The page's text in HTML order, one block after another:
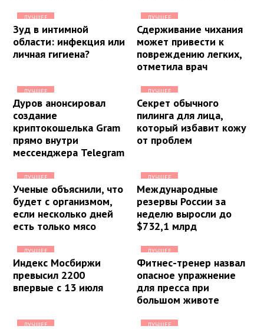
ЛУЧШЕЕ
Зуд в интимной
области: инфекция или
личная гигиена?
ЛУЧШЕЕ
Сдерживание чихания
может привести к
повреждению легких,
отметила врач
ЛУЧШЕЕ
Дуров анонсировал
создание
криптокошелька Gram
прямо внутри
мессенджера Telegram
ЛУЧШЕЕ
Секрет обычного
пилинга для лица,
который избавит кожу
от проблем
ЛУЧШЕЕ
Ученые объяснили, что
будет с организмом,
если несколько дней
есть только мясо
ЛУЧШЕЕ
Международные
резервы России за
неделю выросли до
$732,1 млрд
ЛУЧШЕЕ
Индекс Мосбиржи
превысил 2200
впервые с 13 июля
ЛУЧШЕЕ
Фитнес-тренер назвал
опасное упражнение
для пресса при
большом животе
ЛУЧШЕЕ ЛУЧШЕЕ